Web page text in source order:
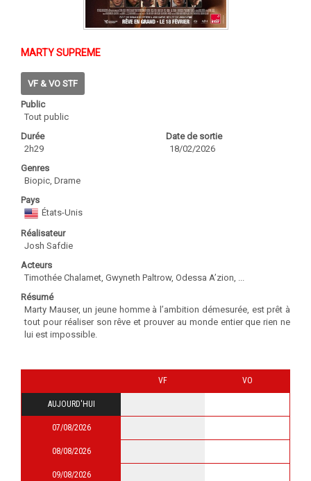
MARTY SUPREME
VF & VO STF
Public
Tout public
Durée
2h29
Date de sortie
18/02/2026
Genres
Biopic, Drame
Pays
États-Unis
Réalisateur
Josh Safdie
Acteurs
Timothée Chalamet, Gwyneth Paltrow, Odessa A’zion, ...
Résumé
Marty Mauser, un jeune homme à l’ambition démesurée, est prêt à
tout pour réaliser son rêve et prouver au monde entier que rien ne
lui est impossible.
VF VO
AUJOURD'HUI
07/08/2026
08/08/2026
09/08/2026